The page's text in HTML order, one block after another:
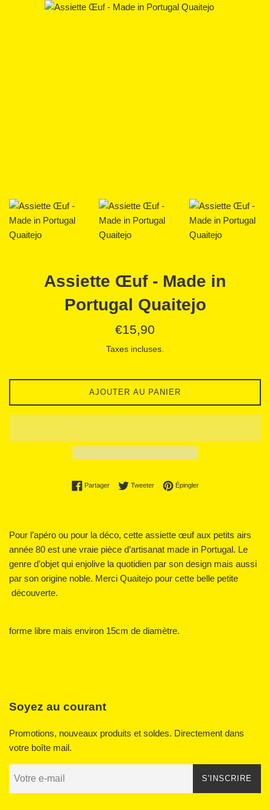
Assiette Œuf - Made in
Portugal Quaitejo
Prix
€15,90
Taxes incluses.
AJOUTER AU PANIER
PartagerPartager sur Facebook
TweeterTweeter sur Twitter
ÉpinglerÉpingler sur Pinterest
Pour l’apéro ou pour la déco, cette assiette œuf aux petits airs
année 80 est une vraie pièce d’artisanat made in Portugal. Le
genre d’objet qui enjolive la quotidien par son design mais aussi
par son origine noble. Merci Quaitejo pour cette belle petite
découverte.
forme libre mais environ 15cm de diamètre.
Soyez au courant
Promotions, nouveaux produits et soldes. Directement dans
votre boîte mail.
S'INSCRIRE